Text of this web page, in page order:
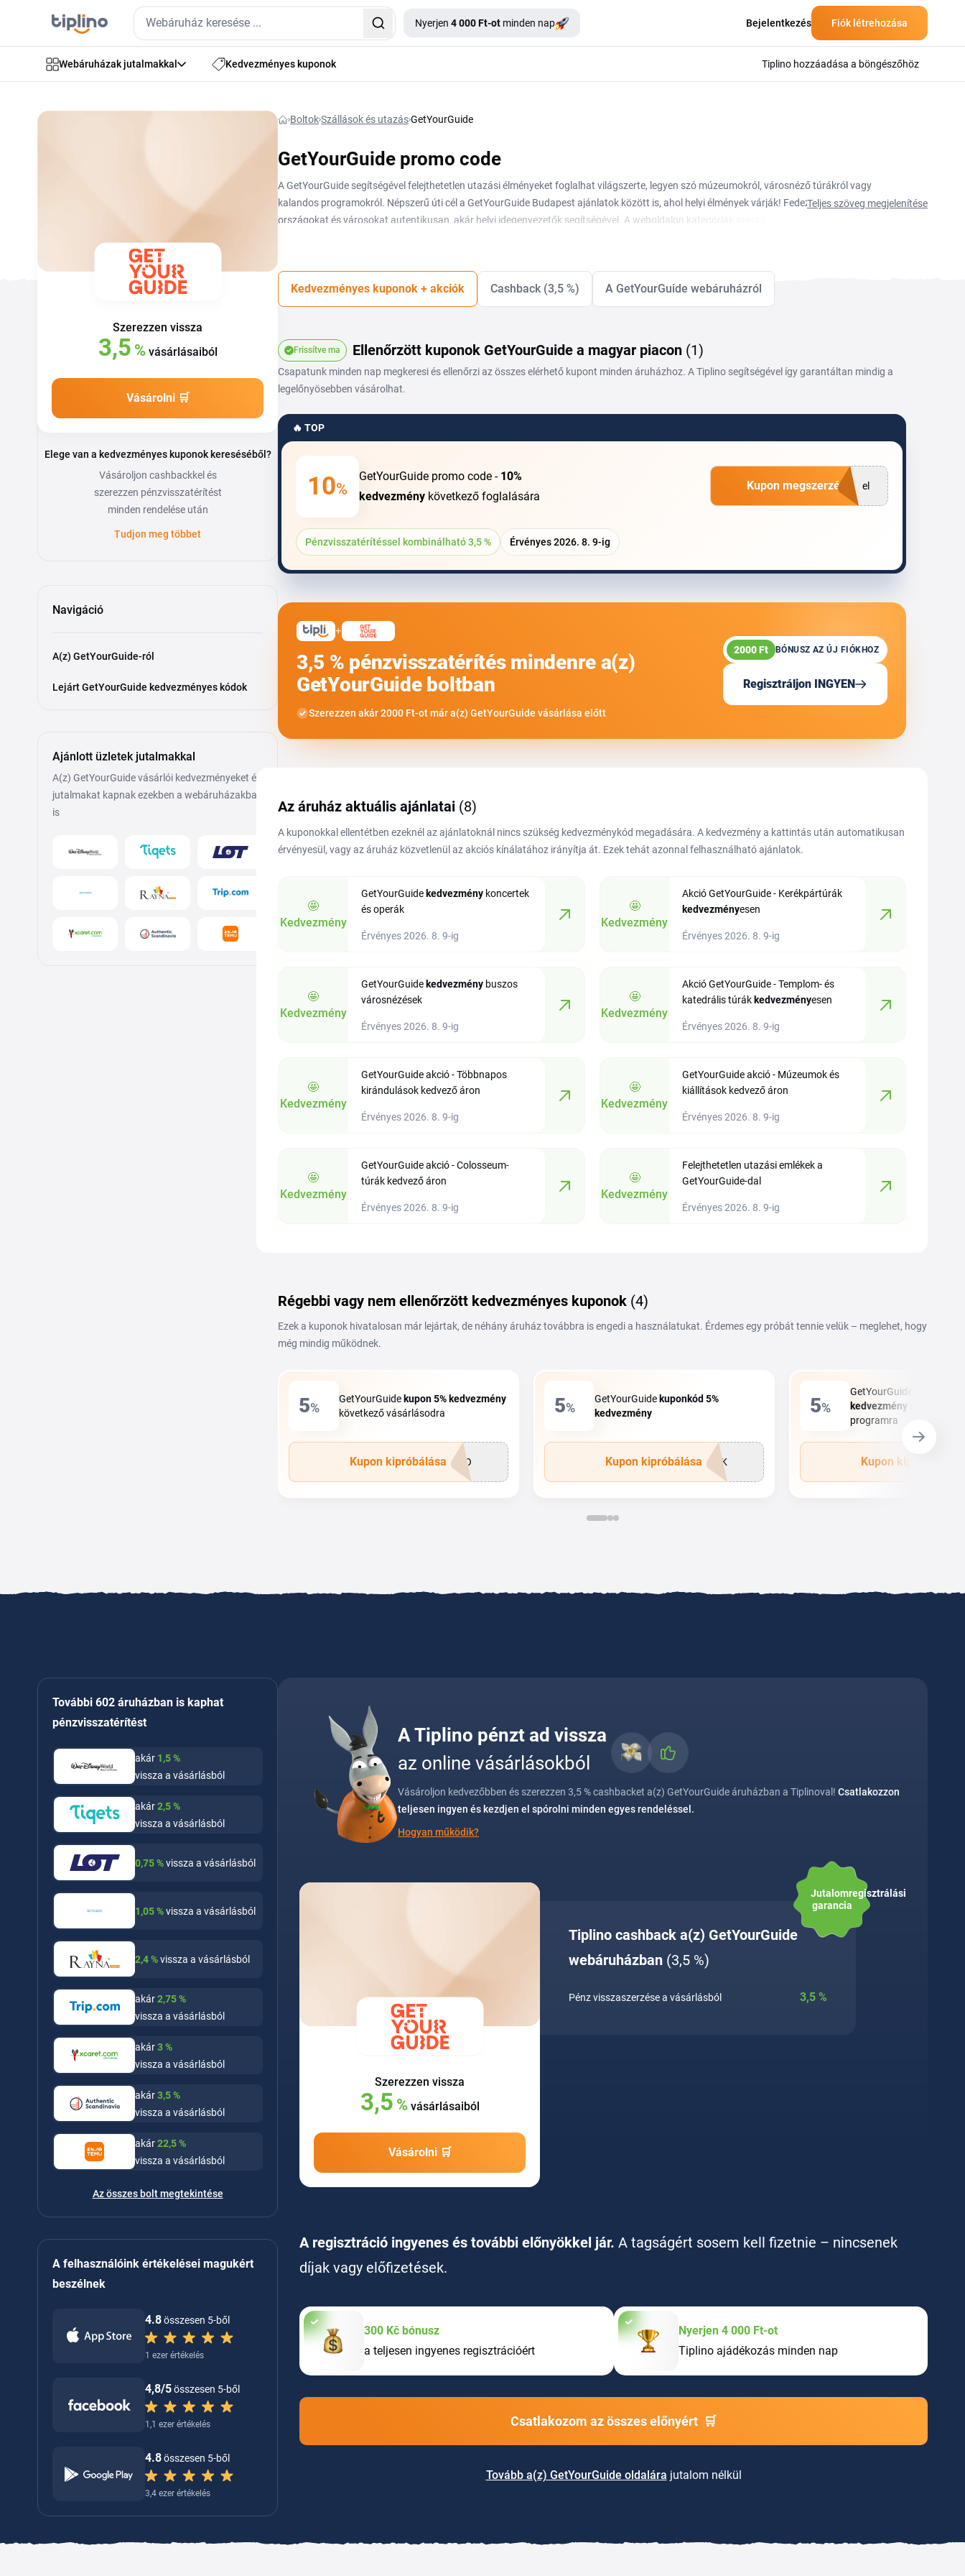
Nyerjen 4 000 Ft-ot minden nap Bejelentkezés Fiók létrehozása
Webáruházak jutalmakkal Kedvezményes kuponok Tiplino hozzáadása a böngészőhöz
Szerezzen vissza
3,5 %vásárlásaiból
Vásárolni 🛒
Elege van a kedvezményes kuponok kereséséből?
Vásároljon cashbackkel és
szerezzen pénzvisszatérítést
minden rendelése után
Tudjon meg többet
Navigáció
A(z) GetYourGuide-ról
Lejárt GetYourGuide kedvezményes kódok
Ajánlott üzletek jutalmakkal
A(z) GetYourGuide vásárlói kedvezményeket és
jutalmakat kapnak ezekben a webáruházakban
is
BoltokSzállások és utazásGetYourGuide
GetYourGuide promo code
A GetYourGuide segítségével felejthetetlen utazási élményeket foglalhat világszerte, legyen szó múzeumokról, városnéző túrákról vagy
kalandos programokról. Népszerű úti cél a GetYourGuide Budapest ajánlatok között is, ahol helyi élmények várják! Fedezze fel az egyes
országokat és városokat autentikusan, akár helyi idegenvezetők segítségével. A weboldalon kategóriák szerint válogathat aszerint, hogy a
olvassa el a GetYourGuide véleményeket. Tervezze meg utazását gyorsan, egyszerűen és olcsóbban!
Teljes szöveg megjelenítése
Kedvezményes kuponok + akciók Cashback (3,5 %) A GetYourGuide webáruházról
Frissítve ma Ellenőrzött kuponok GetYourGuide a magyar piacon (1)
Csapatunk minden nap megkeresi és ellenőrzi az összes elérhető kupont minden áruházhoz. A Tiplino segítségével így garantáltan mindig a
legelőnyösebben vásárolhat.
🔥 TOP
10%
GetYourGuide promo code - 10%
kedvezmény következő foglalására
Pénzvisszatérítéssel kombinálható 3,5 % Érvényes 2026. 8. 9-ig
el
Kupon megszerzése
Az áruház aktuális ajánlatai (8)
A kuponokkal ellentétben ezeknél az ajánlatoknál nincs szükség kedvezménykód megadására. A kedvezmény a kattintás után automatikusan
érvényesül, vagy az áruház közvetlenül az akciós kínálatához irányítja át. Ezek tehát azonnal felhasználható ajánlatok.
🤩
Kedvezmény
GetYourGuide kedvezménykoncertek
és operák
Érvényes 2026. 8. 9-ig
🤩
Kedvezmény
Akció GetYourGuide - Kerékpártúrák
kedvezményesen
Érvényes 2026. 8. 9-ig
🤩
Kedvezmény
GetYourGuide kedvezménybuszos
városnézések
Érvényes 2026. 8. 9-ig
🤩
Kedvezmény
Akció GetYourGuide - Templom- és
katedrális túrák kedvezményesen
Érvényes 2026. 8. 9-ig
🤩
Kedvezmény
GetYourGuide akció - Többnapos
kirándulások kedvező áron
Érvényes 2026. 8. 9-ig
🤩
Kedvezmény
GetYourGuide akció - Múzeumok és
kiállítások kedvező áron
Érvényes 2026. 8. 9-ig
🤩
Kedvezmény
GetYourGuide akció - Colosseum-
túrák kedvező áron
Érvényes 2026. 8. 9-ig
🤩
Kedvezmény
Felejthetetlen utazási emlékek a
GetYourGuide-dal
Érvényes 2026. 8. 9-ig
+
3,5 % pénzvisszatérítés mindenre a(z)
GetYourGuide boltban
Szerezzen akár 2000 Ft-ot már a(z) GetYourGuide vásárlása előtt
2000 Ft BÓNUSZ AZ ÚJ FIÓKHOZ
Regisztráljon INGYEN
Régebbi vagy nem ellenőrzött kedvezményes kuponok (4)
Ezek a kuponok hivatalosan már lejártak, de néhány áruház továbbra is engedi a használatukat. Érdemes egy próbát tennie velük – meglehet, hogy
még mindig működnek.
5%
GetYourGuide kupon5% kedvezmény
következő vásárlásodra
RKO
Kupon kipróbálása
5%
GetYourGuide kuponkód 5%
kedvezmény
RHK
Kupon kipróbálása
5%
GetYourGuide
kedvezmény
programra
Kupon kipróbálása
További 602 áruházban is kaphat
pénzvisszatérítést
akár 1,5%
vissza a vásárlásból
akár2,5%
vissza a vásárlásból
0,75%vissza a vásárlásból
1,05%vissza a vásárlásból
2,4%vissza a vásárlásból
akár2,75%
vissza a vásárlásból
akár3%
vissza a vásárlásból
akár3,5%
vissza a vásárlásból
akár22,5%
vissza a vásárlásból
Az összes bolt megtekintése
A felhasználóink értékelései magukért
beszélnek
4.8összesen 5-ből
1 ezer értékelés
4,8/5összesen 5-ből
1,1 ezer értékelés
4.8összesen 5-ből
3,4 ezer értékelés
A Tiplino pénzt ad vissza
az online vásárlásokból
Vásároljon kedvezőbben és szerezzen 3,5 % cashbacket a(z) GetYourGuide áruházban a Tiplinoval! Csatlakozzon
teljesen ingyen és kezdjen el spórolni minden egyes rendeléssel.
Hogyan működik?
Szerezzen vissza
3,5 %vásárlásaiból
Vásárolni 🛒
Tiplino cashback a(z) GetYourGuide
webáruházban (3,5 %)
Pénz visszaszerzése a vásárlásból 3,5 %
Jutalomregisztrálási
garancia
A regisztráció ingyenes és további előnyökkel jár. A tagságért sosem kell fizetnie – nincsenek
díjak vagy előfizetések.
300 Kč bónusz
a teljesen ingyenes regisztrációért
Nyerjen 4 000 Ft-ot
Tiplino ajádékozás minden nap
Csatlakozom az összes előnyért 🛒
Tovább a(z) GetYourGuide oldalára jutalom nélkül